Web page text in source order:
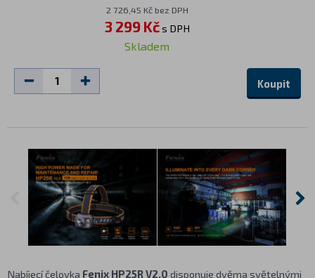
2 726,45 Kč bez DPH
3 299 Kčs DPH
Skladem
Koupit
Nabíjecí čelovka Fenix HP25R V2.0 disponuje dvěma světelnými